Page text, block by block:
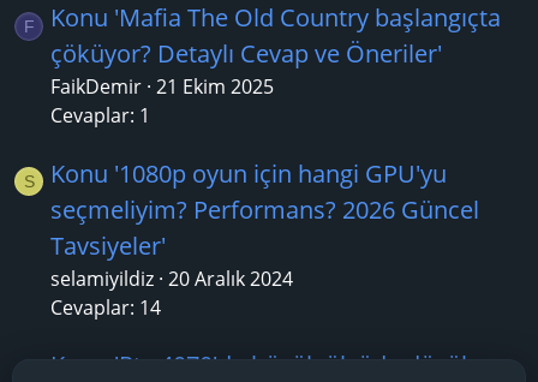
F
Konu 'Mafia The Old Country başlangıçta
çöküyor? Detaylı Cevap ve Öneriler'
FaikDemir 21 Ekim 2025
Cevaplar: 1
S
Konu '1080p oyun için hangi GPU'yu
seçmeliyim? Performans? 2026 Güncel
Tavsiyeler'
selamiyildiz 20 Aralık 2024
Cevaplar: 14
Konu 'Rtx 4070'de büyük ölçüde düşük